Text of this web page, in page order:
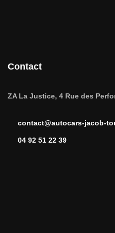
Contact
ZA La Justice, 4 Rue des
contact@autocars-jacob-
04 92 51 22 39